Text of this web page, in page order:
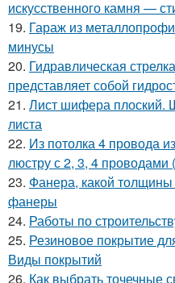
искусственного камня —
19. Гараж из
минусы
20. Гидравлическая
представляет собой
21. Лист шифера плоский.
листа
22. Из потолка 4 провода
люстру с 2, 3, 4 проводами
23. Фанера, какой
фанеры
24. Работы по
25. Резиновое покрытие
Виды покрытий
26. Как выбрать точечные